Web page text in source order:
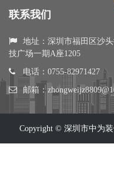
联系我们
地址：深圳市福田区沙
技广场一期A座1205
电话：0755-82971427
邮箱：
Copyright © 深圳市中为